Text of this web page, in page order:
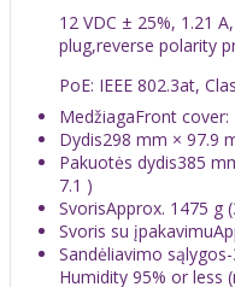
12 VDC ± 25%, 1.21
plug,reverse polarity
PoE: IEEE 802.3at,
MedžiagaFront
Dydis298 mm × 97.9
Pakuotės dydis385
7.1 )
SvorisApprox. 1475 g
Svoris su įpakavimu
Sandėliavimo sąlygos
Humidity 95% or less